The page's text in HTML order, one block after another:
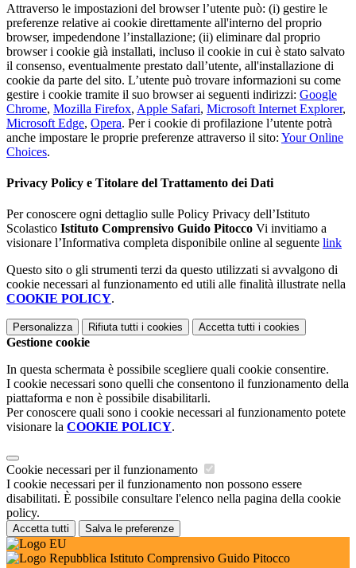
Attraverso le impostazioni del browser l’utente può: (i) gestire le
preferenze relative ai cookie direttamente all'interno del proprio
browser, impedendone l’installazione; (ii) eliminare dal proprio
browser i cookie già installati, incluso il cookie in cui è stato salvato
il consenso, eventualmente prestato dall’utente, all'installazione di
cookie da parte del sito. L’utente può trovare informazioni su come
gestire i cookie tramite il suo browser ai seguenti indirizzi: Google
Chrome, Mozilla Firefox, Apple Safari, Microsoft Internet Explorer,
Microsoft Edge, Opera. Per i cookie di profilazione l’utente potrà
anche impostare le proprie preferenze attraverso il sito: Your Online
Choices.
Privacy Policy e Titolare del Trattamento dei Dati
Per conoscere ogni dettaglio sulle Policy Privacy dell’Istituto
Scolastico Istituto Comprensivo Guido Pitocco Vi invitiamo a
visionare l’Informativa completa disponibile online al seguente link
Questo sito o gli strumenti terzi da questo utilizzati si avvalgono di
cookie necessari al funzionamento ed utili alle finalità illustrate nella
COOKIE POLICY.
Personalizza Rifiuta tutti i cookies Accetta tutti i cookies
Gestione cookie
In questa schermata è possibile scegliere quali cookie consentire.
I cookie necessari sono quelli che consentono il funzionamento della
piattaforma e non è possibile disabilitarli.
Per conoscere quali sono i cookie necessari al funzionamento potete
visionare la COOKIE POLICY.
Cookie necessari per il funzionamento
I cookie necessari per il funzionamento non possono essere
disabilitati. È possibile consultare l'elenco nella pagina della cookie
policy.
Accetta tutti Salva le preferenze
Istituto Comprensivo Guido Pitocco